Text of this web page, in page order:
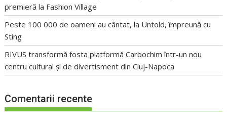
premieră la Fashion Village
Peste 100 000 de oameni au cântat, la Untold, împreună cu
Sting
RIVUS transformă fosta platformă Carbochim într-un nou
centru cultural și de divertisment din Cluj-Napoca
Comentarii recente